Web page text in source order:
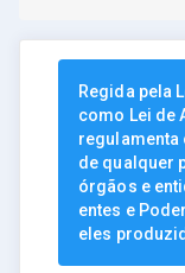
Regida pela
como Lei de
regulamenta
de qualquer
órgãos e
entes e
eles